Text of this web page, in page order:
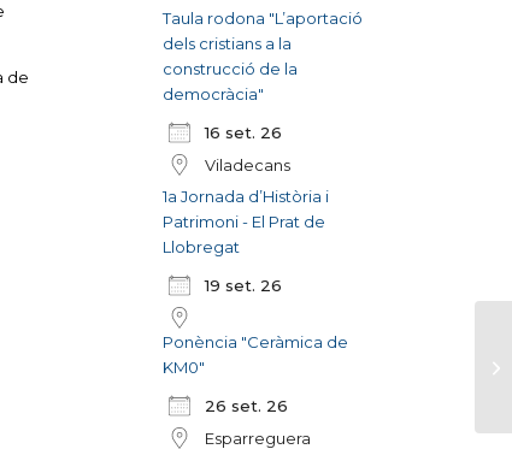
de
Taula rodona "L’aportació
dels cristians a la
construcció de la
democràcia"
16 set. 26
Viladecans
1a Jornada d’Història i
Patrimoni - El Prat de
Llobregat
19 set. 26
Ponència "Ceràmica de
KM0"
26 set. 26
Esparreguera